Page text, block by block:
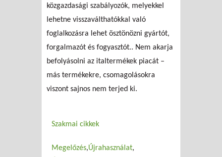
közgazdasági szabályozók, melyekkel
lehetne visszaválthatókkal való
foglalkozásra lehet ösztönözni gyártót,
forgalmazót és fogyasztót.. Nem akarja
befolyásolni az italtermékek piacát –
más termékekre, csomagolásokra
viszont sajnos nem terjed ki.
Szakmai cikkek
Megelőzés Újrahasználat